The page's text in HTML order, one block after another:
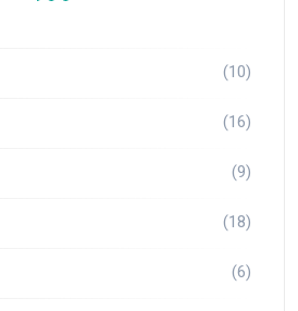
(10)
(16)
(9)
(18)
(6)